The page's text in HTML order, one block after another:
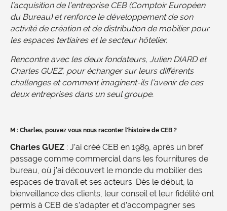
l’acquisition de l’entreprise CEB (Comptoir Européen
du Bureau) et renforce le développement de son
activité de création et de distribution de mobilier pour
les espaces tertiaires et le secteur hôtelier.
Rencontre avec les deux fondateurs, Julien DIARD et
Charles GUEZ, pour échanger sur leurs différents
challenges et comment imaginent-ils l’avenir de ces
deux entreprises dans un seul groupe.
M : Charles, pouvez vous nous raconter l’histoire de CEB ?
Charles GUEZ : J’ai créé CEB en 1989, après un bref
passage comme commercial dans les fournitures de
bureau, où j’ai découvert le monde du mobilier des
espaces de travail et ses acteurs. Dès le début, la
bienveillance des clients, leur conseil et leur fidélité ont
permis à CEB de s’adapter et d’accompagner ses